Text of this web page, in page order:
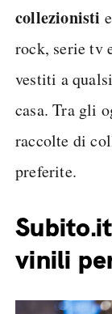
collezionisti
rock, serie tv
vestiti a
casa. Tra gli
raccolte di
preferite.
vinili